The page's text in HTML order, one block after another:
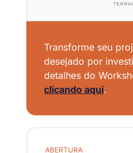
Transforme seu
desejado por
clicando aqui.
ABERTURA